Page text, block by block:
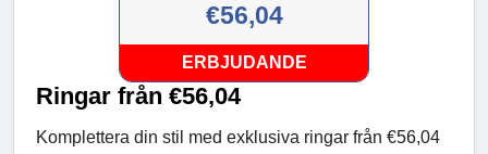
€56,04
ERBJUDANDE
Ringar från €56,04
Komplettera din stil med exklusiva ringar från €56,04